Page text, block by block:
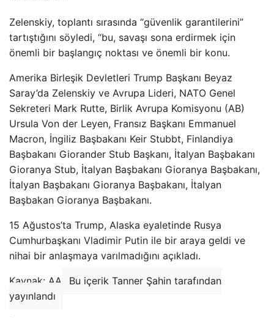
Zelenskiy, toplantı sırasında “güvenlik garantilerini”
tartıştığını söyledi, “bu, savaşı sona erdirmek için
önemli bir başlangıç noktası ve önemli bir konu.
Amerika Birleşik Devletleri Trump Başkanı Beyaz
Saray’da Zelenskiy ve Avrupa Lideri, NATO Genel
Sekreteri Mark Rutte, Birlik Avrupa Komisyonu (AB)
Ursula Von der Leyen, Fransız Başkanı Emmanuel
Macron, İngiliz Başbakanı Keir Stubbt, Finlandiya
Başbakanı Giorander Stub Başkanı, İtalyan Başbakanı
Gioranya Stub, İtalyan Başbakanı Gioranya Başbakanı,
İtalyan Başbakanı Gioranya Başbakanı, İtalyan
Başbakan Gioranya Başbakanı.
15 Ağustos’ta Trump, Alaska eyaletinde Rusya
Cumhurbaşkanı Vladimir Putin ile bir araya geldi ve
nihai bir anlaşmaya varılmadığını açıkladı.
Kaynak: AA
Bu içerik Tanner Şahin tarafından
yayınlandı